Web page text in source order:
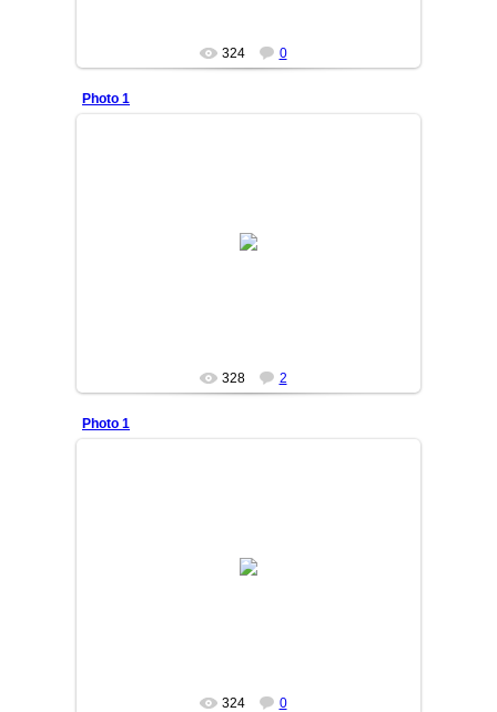
324 0
Photo 1
328 2
Photo 1
324 0